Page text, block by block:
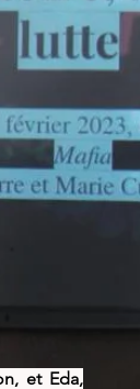
et Eda,